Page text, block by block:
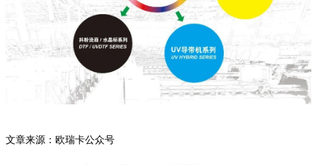
文章来源：欧瑞卡公众号